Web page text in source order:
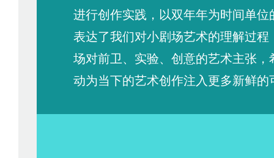
进行创作实践，以双年年为时间单位
表达了我们对小剧场艺术的理解过程
场对前卫、实验、创意的艺术主张，
动为当下的艺术创作注入更多新鲜的